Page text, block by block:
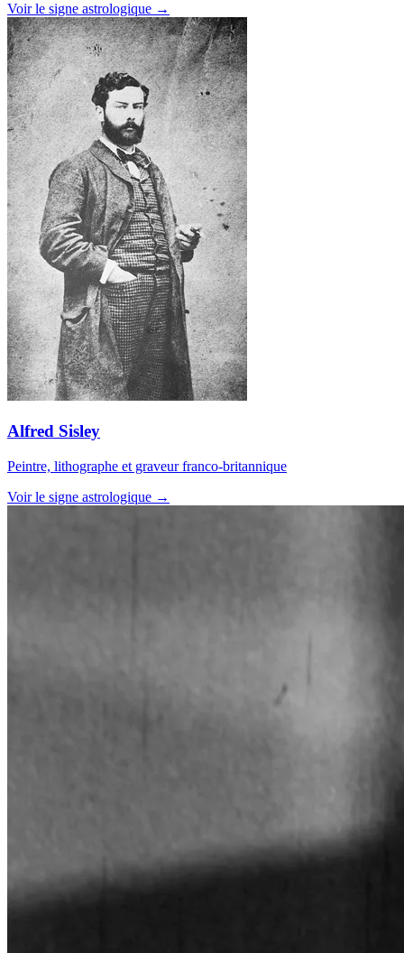
Voir le signe astrologique →
Alfred Sisley
Peintre, lithographe et graveur franco-britannique
Voir le signe astrologique →